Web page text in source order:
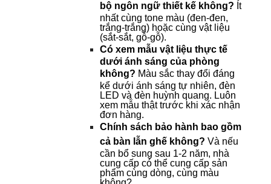
bộ ngôn ngữ thiết kế không? Ít
nhất cùng tone màu (đen-đen,
trắng-trắng) hoặc cùng vật liệu
(sắt-sắt, gỗ-gỗ).
Có xem mẫu vật liệu thực tế
dưới ánh sáng của phòng
không? Màu sắc thay đổi đáng
kể dưới ánh sáng tự nhiên, đèn
LED và đèn huỳnh quang. Luôn
xem mẫu thật trước khi xác nhận
đơn hàng.
Chính sách bảo hành bao gồm
cả bàn lẫn ghế không? Và nếu
cần bổ sung sau 1-2 năm, nhà
cung cấp có thể cung cấp sản
phẩm cùng dòng, cùng màu